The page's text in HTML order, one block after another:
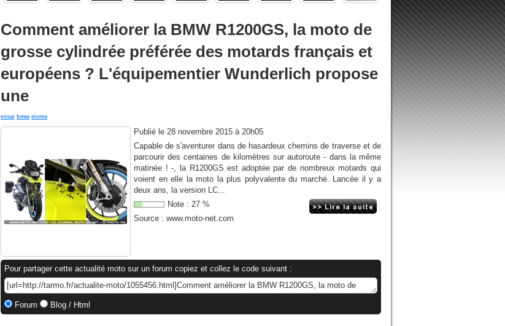
Comment améliorer la BMW R1200GS, la moto de
grosse cylindrée préférée des motards français et
européens ? L'équipementier Wunderlich propose
une
essai bmw eicma
Publié le 28 novembre 2015 à 20h05
Capable de s'aventurer dans de hasardeux chemins de traverse et de
parcourir des centaines de kilomètres sur autoroute - dans la même
matinée ! -, la R1200GS est adoptée par de nombreux motards qui
voient en elle la moto la plus polyvalente du marché. Lancée il y a
deux ans, la version LC...
Note : 27 %
Source : www.moto-net.com
Pour partager cette actualité moto sur un forum copiez et collez le code suivant :
Forum Blog / Html